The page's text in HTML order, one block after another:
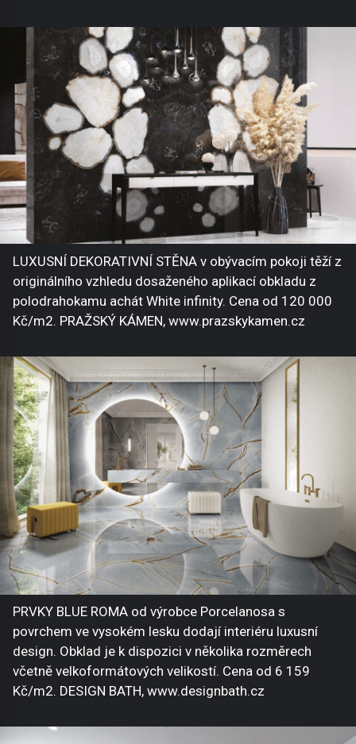
LUXUSNÍ DEKORATIVNÍ STĚNA v obývacím pokoji těží z
originálního vzhledu dosaženého aplikací obkladu z
polodrahokamu achát White infinity. Cena od 120 000
Kč/m2. PRAŽSKÝ KÁMEN, www.prazskykamen.cz
PRVKY BLUE ROMA od výrobce Porcelanosa s
povrchem ve vysokém lesku dodají interiéru luxusní
design. Obklad je k dispozici v několika rozměrech
včetně velkoformátových velikostí. Cena od 6 159
Kč/m2. DESIGN BATH, www.designbath.cz